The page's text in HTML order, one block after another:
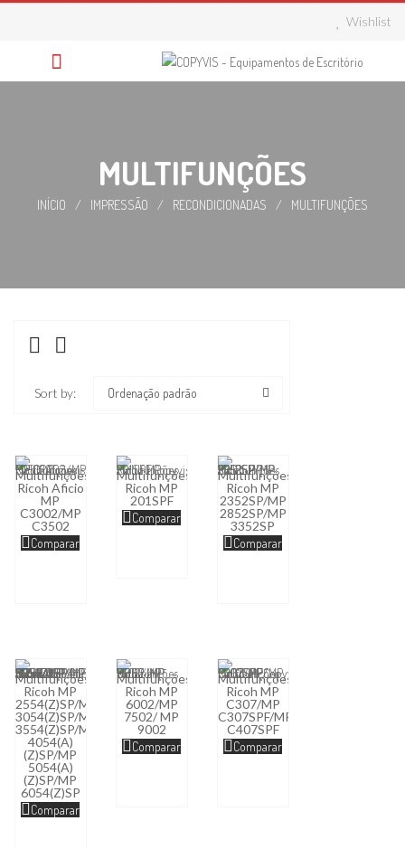
Wishlist
MULTIFUNÇÕES
INÍCIO / IMPRESSÃO / RECONDICIONADAS / MULTIFUNÇÕES
Sort by: Ordenação padrão
Multifunções
Ricoh Aficio
MP
C3002/MP
C3502
Comparar
Multifunções
Ricoh MP
201SPF
Comparar
Multifunções
Ricoh MP
2352SP/MP
2852SP/MP
3352SP
Comparar
Multifunções
Ricoh MP
2554(Z)SP/MP
3054(Z)SP/MP
3554(Z)SP/MP
4054(A)
(Z)SP/MP
5054(A)
(Z)SP/MP
6054(Z)SP
Comparar
Multifunções
Ricoh MP
6002/MP
7502/ MP
9002
Comparar
Multifunções
Ricoh MP
C307/MP
C307SPF/MP
C407SPF
Comparar